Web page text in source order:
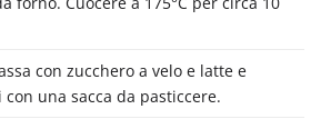
con zucchero a velo e latte e
una sacca da pasticcere.